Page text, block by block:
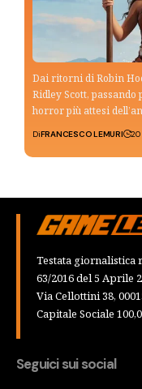
Dai ritorni di Robin
Ridley Scott,
horror più attesi
DiFRANCESCO LEMURI 20
Testata giornalistica
63/2016 del 5 Aprile
Via Cellottini 38,
Capitale Sociale
Seguici sui social